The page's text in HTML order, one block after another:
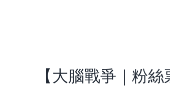
【大腦戰爭｜粉